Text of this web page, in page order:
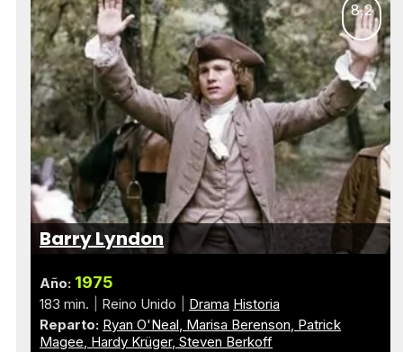
8,2
Barry Lyndon
Año: 1975
183 min. Reino Unido Drama Historia
Reparto: Ryan O'Neal Marisa Berenson Patrick
Magee Hardy Krüger Steven Berkoff